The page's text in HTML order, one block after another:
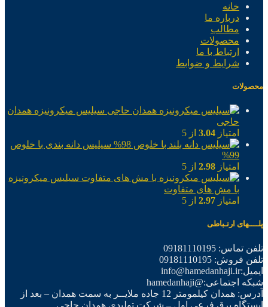
خانه
درباره ما
مطالب
محصولات
ارتباط با ما
شرایط و ضوابط
محصولات
سیلیس میکرونیزه همدان
حاجی
امتیاز 3.04 از 5
سیلیس دانه بندی با خلوص
99%
امتیاز 2.98 از 5
سیلیس میکرونیزه
با مش های متفاوت
امتیاز 2.97 از 5
پلــــهای ارتـباطی
تلفن تماس: 09181110195
تلفن فروش: 09181110195
ایمیل:info@hamedanhaji.ir
شبکه اجتماعی:@hamedanhaji
آدرس: همدان کیلمومتر 12 جاده ملایــر به سمت همدان – بعد از
ایستگاه برق فرعی اول – شرکت تولیدی همدان حاجی